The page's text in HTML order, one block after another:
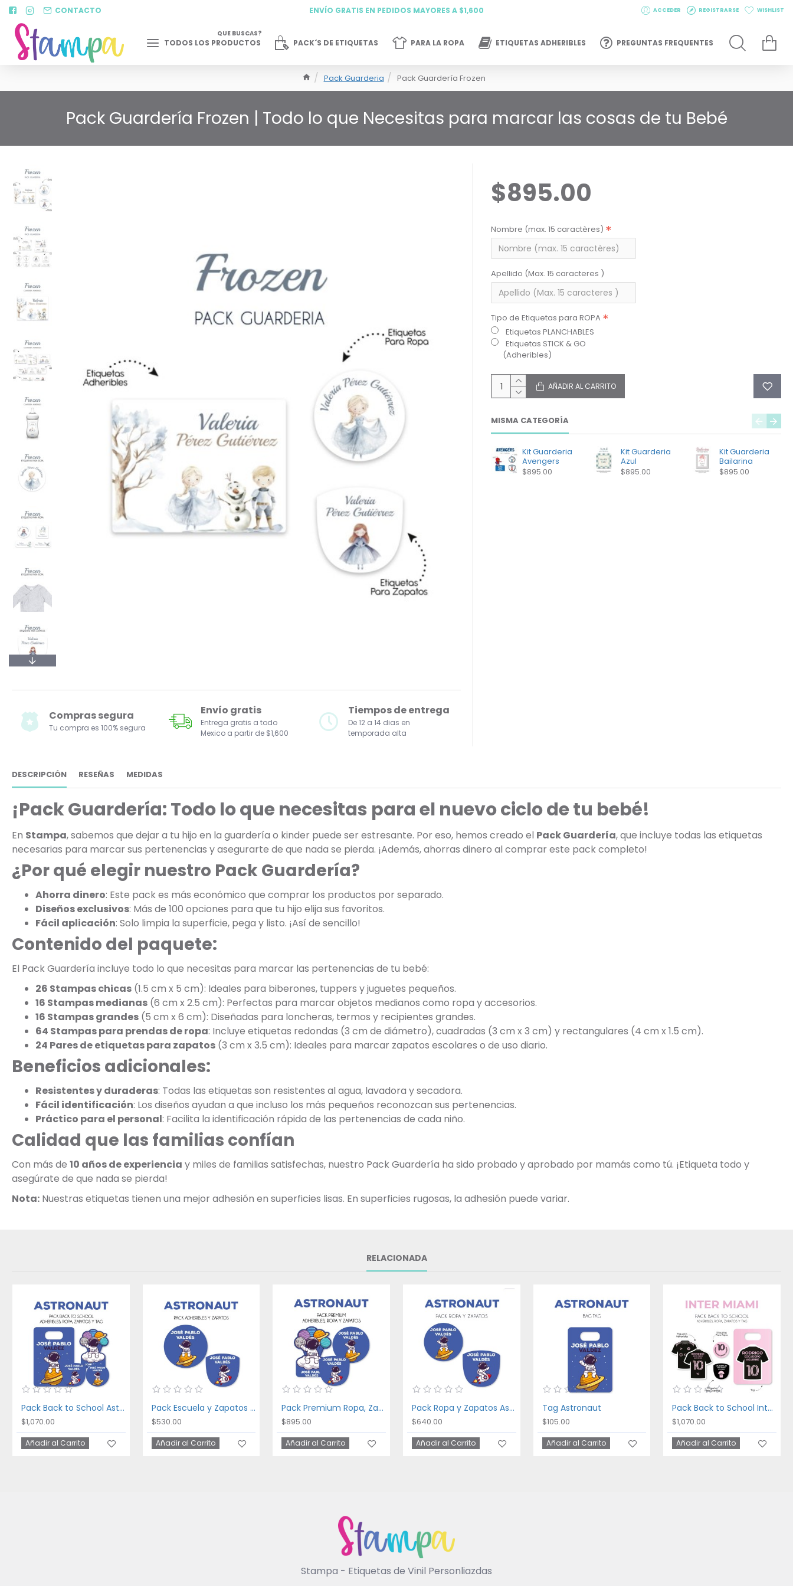
CONTACTO ENVÍO GRATIS EN PEDIDOS MAYORES A $1,600 ACCEDER REGISTRARSE WISHLIST
TODOS LOS PRODUCTOS
QUE BUSCAS?
PACK´S DE ETIQUETAS PARA LA ROPA ETIQUETAS ADHERIBLES PREGUNTAS FREQUENTES
Pack Guarderia Pack Guardería Frozen
Pack Guardería Frozen | Todo lo que Necesitas para marcar las cosas de tu Bebé
Compras segura
Tu compra es 100% segura
Envío gratis
Entrega gratis a todo
Mexico a partir de $1,600
Tiempos de entrega
De 12 a 14 dias en
temporada alta
$895.00
Nombre (max. 15 caractères)
Apellido (Max. 15 caracteres )
Tipo de Etiquetas para ROPA
Etiquetas PLANCHABLES
Etiquetas STICK & GO
(Adheribles)
AÑADIR AL CARRITO
MISMA CATEGORÍA
Kit Guarderia
Avengers
$895.00
Kit Guarderia
Azul
$895.00
Kit Guarderia
Bailarina
$895.00
DESCRIPCIÓN RESEÑAS MEDIDAS
¡Pack Guardería: Todo lo que necesitas para el nuevo ciclo de tu bebé!
En Stampa, sabemos que dejar a tu hijo en la guardería o kinder puede ser estresante. Por eso, hemos creado el Pack Guardería, que incluye todas las etiquetas
necesarias para marcar sus pertenencias y asegurarte de que nada se pierda. ¡Además, ahorras dinero al comprar este pack completo!
¿Por qué elegir nuestro Pack Guardería?
Ahorra dinero: Este pack es más económico que comprar los productos por separado.
Diseños exclusivos: Más de 100 opciones para que tu hijo elija sus favoritos.
Fácil aplicación: Solo limpia la superficie, pega y listo. ¡Así de sencillo!
Contenido del paquete:
El Pack Guardería incluye todo lo que necesitas para marcar las pertenencias de tu bebé:
26 Stampas chicas (1.5 cm x 5 cm): Ideales para biberones, tuppers y juguetes pequeños.
16 Stampas medianas (6 cm x 2.5 cm): Perfectas para marcar objetos medianos como ropa y accesorios.
16 Stampas grandes (5 cm x 6 cm): Diseñadas para loncheras, termos y recipientes grandes.
64 Stampas para prendas de ropa: Incluye etiquetas redondas (3 cm de diámetro), cuadradas (3 cm x 3 cm) y rectangulares (4 cm x 1.5 cm).
24 Pares de etiquetas para zapatos (3 cm x 3.5 cm): Ideales para marcar zapatos escolares o de uso diario.
Beneficios adicionales:
Resistentes y duraderas: Todas las etiquetas son resistentes al agua, lavadora y secadora.
Fácil identificación: Los diseños ayudan a que incluso los más pequeños reconozcan sus pertenencias.
Práctico para el personal: Facilita la identificación rápida de las pertenencias de cada niño.
Calidad que las familias confían
Con más de 10 años de experiencia y miles de familias satisfechas, nuestro Pack Guardería ha sido probado y aprobado por mamás como tú. ¡Etiqueta todo y
asegúrate de que nada se pierda!
Nota: Nuestras etiquetas tienen una mejor adhesión en superficies lisas. En superficies rugosas, la adhesión puede variar.
RELACIONADA
Pack Back to School Astronaut
$1,070.00
Añadir al Carrito
Pack Escuela y Zapatos Astronaut
$530.00
Añadir al Carrito
Pack Premium Ropa, Zapatos y Escuela Astronaut
$895.00
Añadir al Carrito
Pack Ropa y Zapatos Astronaut
$640.00
Añadir al Carrito
Tag Astronaut
$105.00
Añadir al Carrito
Pack Back to School Inter Miami
$1,070.00
Añadir al Carrito
Stampa - Etiquetas de Vinil Personliazdas